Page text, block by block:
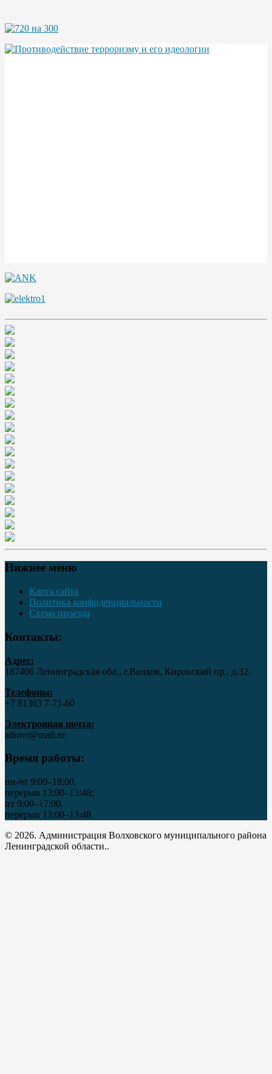
Нижнее меню
Карта сайта
Политика конфиденциальности
Схема проезда
Контакты:
Адрес:
187406 Ленинградская обл., г.Волхов, Кировский пр., д.32.
Телефоны:
+7 81363 7‑71-60
Электронная почта:
admvr@mail.ru
Время работы:
пн-чт 9:00–18:00,
перерыв 13:00–13:48;
пт 9:00–17:00,
перерыв 13:00–13:48
© 2026. Администрация Волховского муниципального района
Ленинградской области..